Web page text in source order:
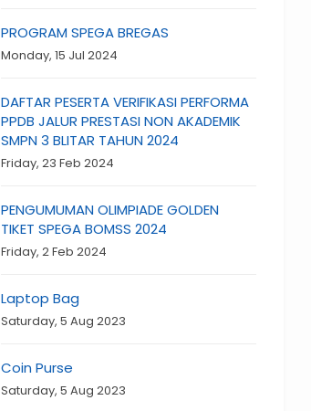
PROGRAM SPEGA BREGAS
Monday, 15 Jul 2024
DAFTAR PESERTA VERIFIKASI PERFORMA
PPDB JALUR PRESTASI NON AKADEMIK
SMPN 3 BLITAR TAHUN 2024
Friday, 23 Feb 2024
PENGUMUMAN OLIMPIADE GOLDEN
TIKET SPEGA BOMSS 2024
Friday, 2 Feb 2024
Laptop Bag
Saturday, 5 Aug 2023
Coin Purse
Saturday, 5 Aug 2023